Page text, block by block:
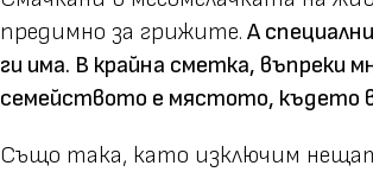
предимно за грижите. А
ги има. В крайна сметка, въпреки
семейството е мястото, където
Също така, като изключим